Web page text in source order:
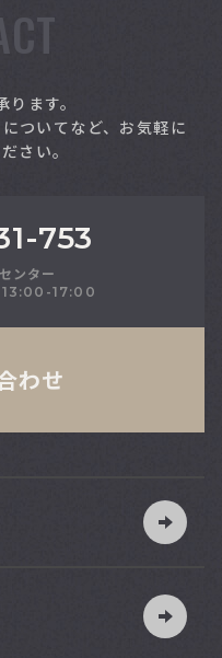
ます。
ついてなど、お気軽に
さい。
753
ンター
17:00
わせ